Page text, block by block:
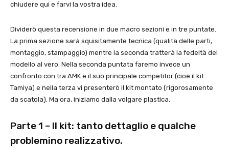
chiudere qui e farvi la vostra idea.
Dividerò questa recensione in due macro sezioni e in tre puntate.
La prima sezione sarà squisitamente tecnica (qualità delle parti,
montaggio, stampaggio) mentre la seconda tratterà la fedeltà del
modello al vero. Nella seconda puntata faremo invece un
confronto con tra AMK e il suo principale competitor (cioè il kit
Tamiya) e nella terza vi presenterò il kit montato (rigorosamente
da scatola). Ma ora, iniziamo dalla volgare plastica.
Parte 1 – Il kit: tanto dettaglio e qualche
problemino realizzativo.